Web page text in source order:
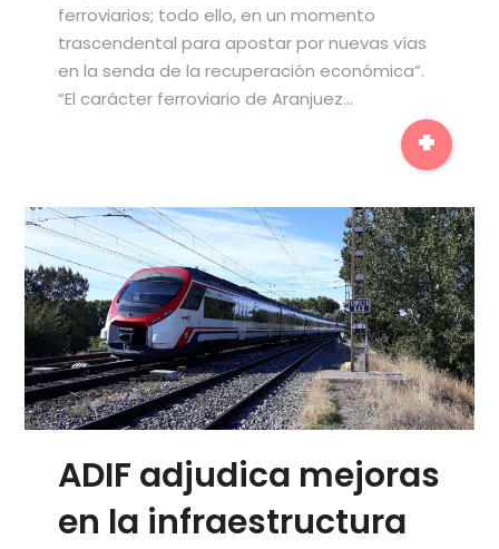
ferroviarios; todo ello, en un momento
trascendental para apostar por nuevas vías
en la senda de la recuperación económica”.
“El carácter ferroviario de Aranjuez…
+
ADIF adjudica mejoras
en la infraestructura